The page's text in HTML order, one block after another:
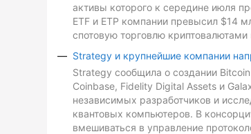
активы которого к середине июля
ETF и ETP компании превысил $14
спотовую торговлю криптовалютами
Strategy и крупнейшие компании
Strategy сообщила о создании
Coinbase, Fidelity Digital Assets и
независимых разработчиков и
квантовых компьютеров. В
вмешиваться в управление